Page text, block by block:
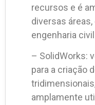
recursos e é
diversas
engenharia
– SolidWorks:
para a criação
amplamente